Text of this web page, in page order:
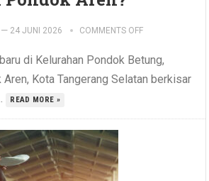
— 24 JUNI 2026 COMMENTS OFF
di Kelurahan Pondok Betung,
Aren, Kota Tangerang Selatan berkisar
READ MORE »